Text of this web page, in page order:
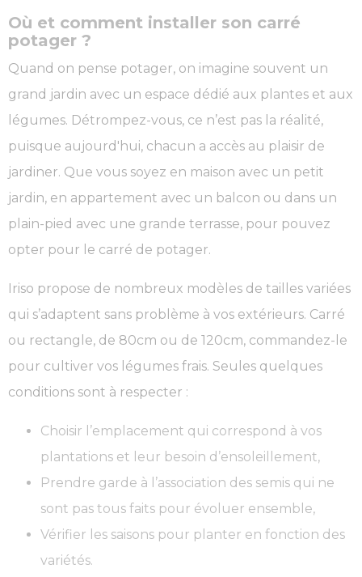
Où et comment installer son carré
potager ?
Quand on pense potager, on imagine souvent un
grand jardin avec un espace dédié aux plantes et aux
légumes. Détrompez-vous, ce n’est pas la réalité,
puisque aujourd'hui, chacun a accès au plaisir de
jardiner. Que vous soyez en maison avec un petit
jardin, en appartement avec un balcon ou dans un
plain-pied avec une grande terrasse, pour pouvez
opter pour le carré de potager.
Iriso propose de nombreux modèles de tailles variées
qui s’adaptent sans problème à vos extérieurs. Carré
ou rectangle, de 80cm ou de 120cm, commandez-le
pour cultiver vos légumes frais. Seules quelques
conditions sont à respecter :
Choisir l’emplacement qui correspond à vos
plantations et leur besoin d’ensoleillement,
Prendre garde à l’association des semis qui ne
sont pas tous faits pour évoluer ensemble,
Vérifier les saisons pour planter en fonction des
variétés.